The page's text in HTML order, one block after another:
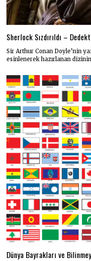
Sherlock Sızdırıldı –
Sir Arthur Conan Doyle’nin
esinlenerek hazırlanan
Dünya Bayrakları ve